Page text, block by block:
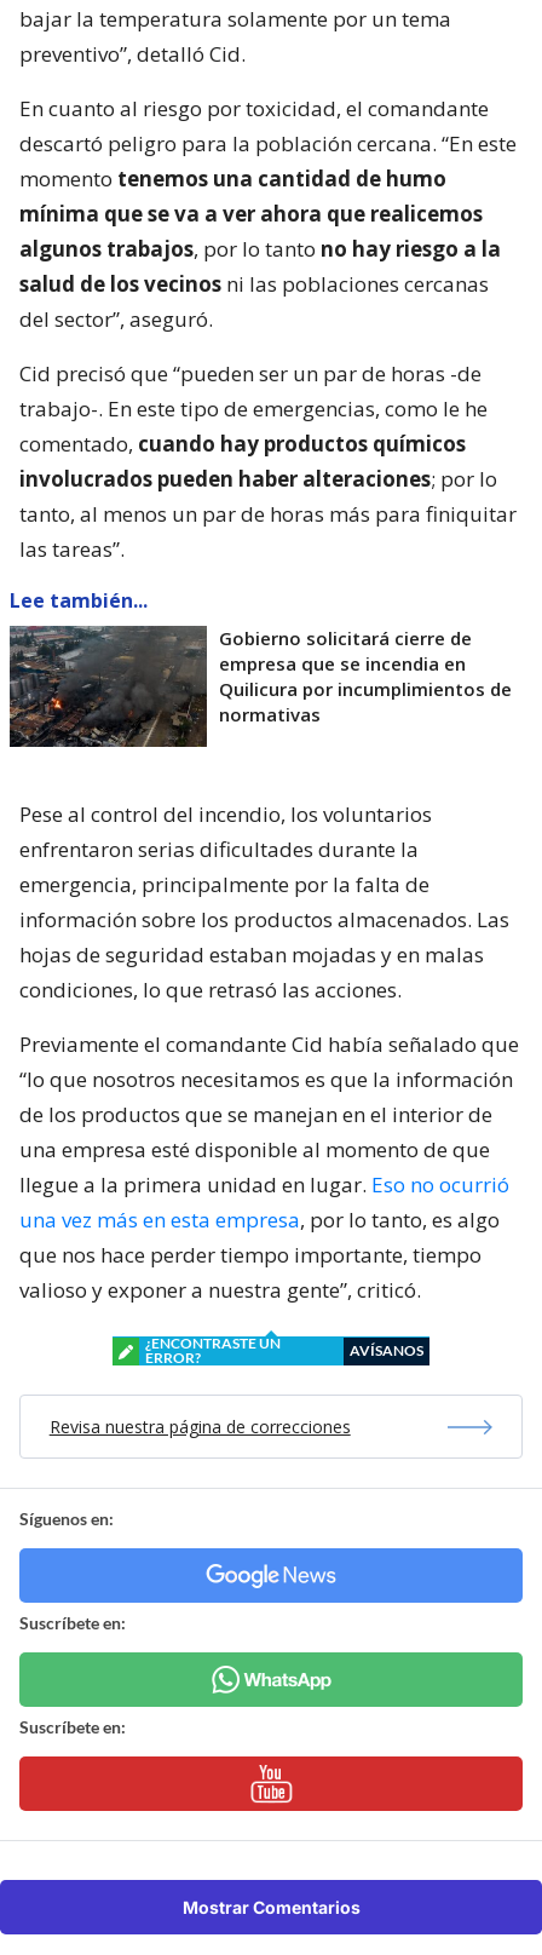
bajar la temperatura solamente por un tema
preventivo”, detalló Cid.
En cuanto al riesgo por toxicidad, el comandante
descartó peligro para la población cercana. “En este
momento tenemos una cantidad de humo
mínima que se va a ver ahora que realicemos
algunos trabajos, por lo tanto no hay riesgo a la
salud de los vecinos ni las poblaciones cercanas
del sector”, aseguró.
Cid precisó que “pueden ser un par de horas -de
trabajo-. En este tipo de emergencias, como le he
comentado, cuando hay productos químicos
involucrados pueden haber alteraciones; por lo
tanto, al menos un par de horas más para finiquitar
las tareas”.
Lee también...
Gobierno solicitará cierre de
empresa que se incendia en
Quilicura por incumplimientos de
normativas
Pese al control del incendio, los voluntarios
enfrentaron serias dificultades durante la
emergencia, principalmente por la falta de
información sobre los productos almacenados. Las
hojas de seguridad estaban mojadas y en malas
condiciones, lo que retrasó las acciones.
Previamente el comandante Cid había señalado que
“lo que nosotros necesitamos es que la información
de los productos que se manejan en el interior de
una empresa esté disponible al momento de que
llegue a la primera unidad en lugar. Eso no ocurrió
una vez más en esta empresa, por lo tanto, es algo
que nos hace perder tiempo importante, tiempo
valioso y exponer a nuestra gente”, criticó.
¿ENCONTRASTE UN
ERROR?
AVÍSANOS
Revisa nuestra página de correcciones
Síguenos en:
Suscríbete en:
Suscríbete en:
Mostrar Comentarios